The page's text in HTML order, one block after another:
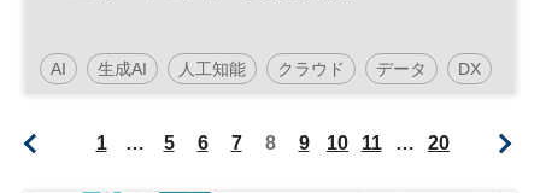
AI 生成AI 人工知能 クラウド データ DX
1 … 5 6 7 8 9 10 11 … 20